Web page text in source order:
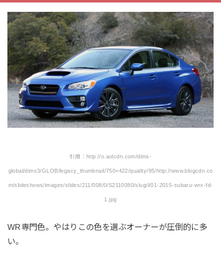
引用：http://o.aolcdn.com/dims-
global/dims3/GLOB/legacy_thumbnail/750×422/quality/95/http://www.blogcdn.co
m/slideshows/images/slides/211/008/0/S2110080/slug/l/01-2015-subaru-wrx-fd-
1.jpg
WR専門色。やはりこの色を選ぶオーナーが圧倒的に多
い。